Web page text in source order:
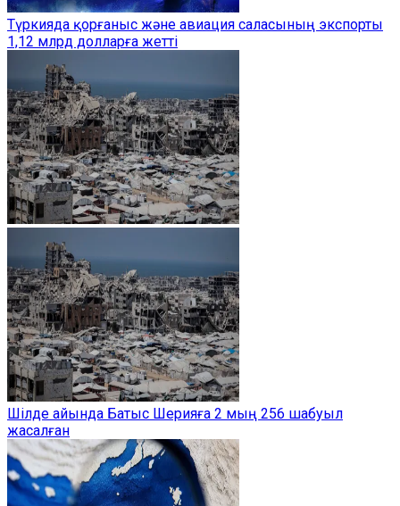
Түркияда қорғаныс және авиация саласының экспорты
1,12 млрд долларға жетті
Шілде айында Батыс Шерияға 2 мың 256 шабуыл
жасалған